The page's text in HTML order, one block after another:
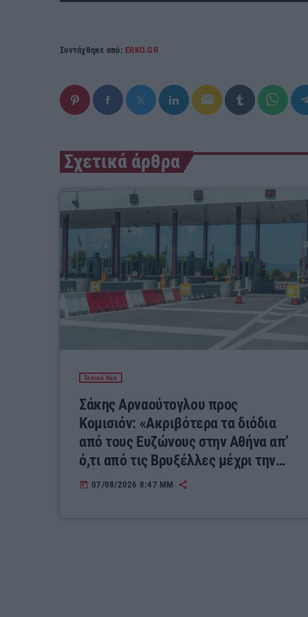
Συντάχθηκε από: ERKO.GR
email
Σχετικά άρθρα
Τοπικά Νέα
Σάκης Αρναούτογλου προς
Κομισιόν: «Ακριβότερα τα διόδια
από τους Ευζώνους στην Αθήνα απ’
ό,τι από τις Βρυξέλλες μέχρι την
Ελλάδα»
today 07/08/2026 8:47 ΜΜ